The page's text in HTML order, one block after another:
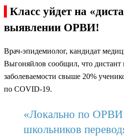
Класс уйдет на
выявлении ОРВИ!
Врач-эпидемиолог, кандидат
Выгоняйлов сообщил, что дистант
заболеваемости свыше 20%
по COVID-19.
«Локально по
школьников